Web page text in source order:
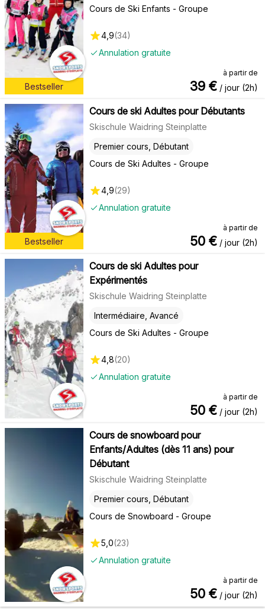
Bestseller
Cours de Ski Enfants - Groupe
Annulation gratuite
4,9(34)
à partir de
39 € / jour (2h)
Bestseller
Cours de ski Adultes pour Débutants
Skischule Waidring Steinplatte
Cours de Ski Adultes - Groupe
Premier cours, Débutant
Annulation gratuite
4,9(29)
à partir de
50 € / jour (2h)
Cours de ski Adultes pour
Expérimentés
Skischule Waidring Steinplatte
Cours de Ski Adultes - Groupe
Intermédiaire, Avancé
Annulation gratuite
4,8(20)
à partir de
50 € / jour (2h)
Cours de snowboard pour
Enfants/Adultes (dès 11 ans) pour
Débutant
Skischule Waidring Steinplatte
Cours de Snowboard - Groupe
Premier cours, Débutant
Annulation gratuite
5,0(23)
à partir de
50 € / jour (2h)